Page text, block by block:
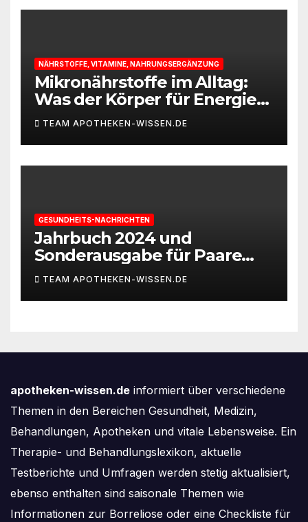
NÄHRSTOFFE, VITAMINE, NAHRUNGSERGÄNZUNG
Mikronährstoffe im Alltag:
Was der Körper für Energie
und Leistungsfähigkeit
braucht
TEAM APOTHEKEN-WISSEN.DE
GESUNDHEITS-NACHRICHTEN
Jahrbuch 2024 und
Sonderausgabe für Paare
des Deutschen IVF-Registers:
Zahl der Mehrlingsgeburten
nach
TEAM APOTHEKEN-WISSEN.DE
apotheken-wissen.de informiert über verschiedene
Themen in den Bereichen Gesundheit, Medizin,
Behandlungen, Apotheken und vitale Lebensweise. Ein
Therapie- und Behandlungslexikon, aktuelle
Testberichte und Umfragen werden stetig aktualisiert,
ebenso enthalten sind saisonale Themen wie
Informationen zur Borreliose oder eine Checkliste für